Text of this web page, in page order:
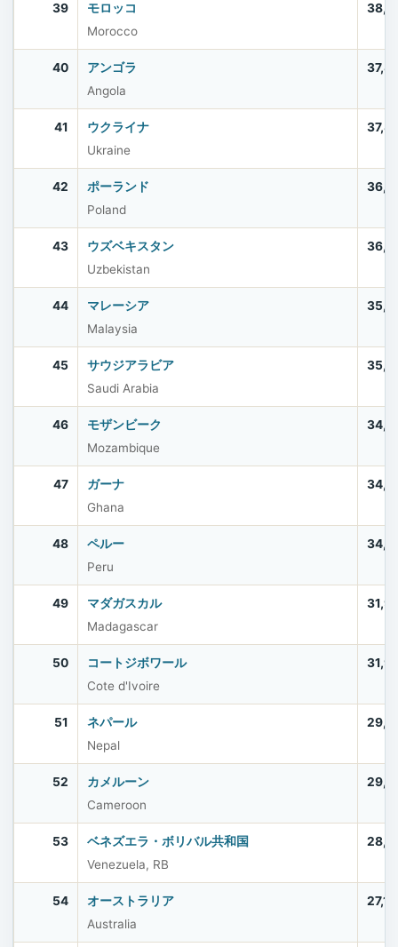
39
モロッコ
Morocco
40
アンゴラ
Angola
41
ウクライナ
Ukraine
42
ポーランド
Poland
43
ウズベキスタン
Uzbekistan
44
マレーシア
Malaysia
45
サウジアラビア
Saudi Arabia
46
モザンビーク
Mozambique
47
ガーナ
Ghana
48
ペルー
Peru
49
マダガスカル
Madagascar
50
コートジボワール
Cote d'Ivoire
51
ネパール
Nepal
52
カメルーン
Cameroon
53
ベネズエラ・ボリバル共和国
Venezuela, RB
54
オーストラリア
Australia